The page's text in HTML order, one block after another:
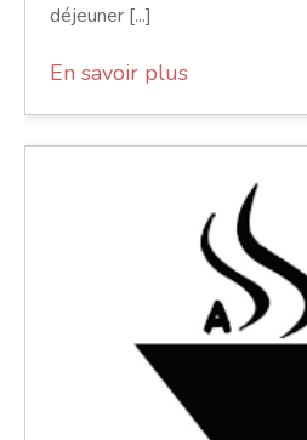
déjeuner [...]
En savoir plus